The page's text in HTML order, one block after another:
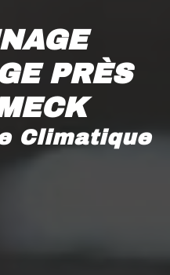
PRÈS
Climatique